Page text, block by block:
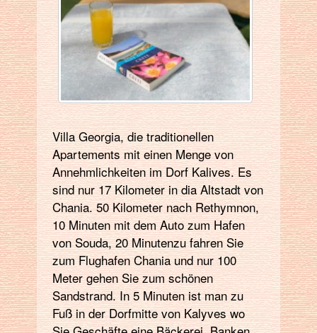
Villa Georgia, die traditionellen
Apartements mit einen Menge von
Annehmlichkeiten im Dorf Kalives. Es
sind nur 17 Kilometer in dia Altstadt von
Chania. 50 Kilometer nach Rethymnon,
10 Minuten mit dem Auto zum Hafen
von Souda, 20 Minutenzu fahren Sie
zum Flughafen Chania und nur 100
Meter gehen Sie zum schönen
Sandstrand. In 5 Minuten ist man zu
Fuß in der Dorfmitte von Kalyves wo